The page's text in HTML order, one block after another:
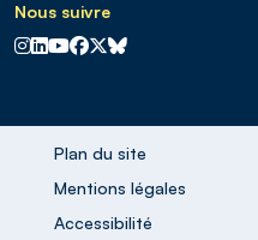
Nous suivre
CNRS sur Instagram
CNRS sur Linkedin
CNRS sur Youtube
CNRS sur Facebook
CNRS sur X
CNRS sur Blus sky
Plan du site
Mentions légales
Accessibilité